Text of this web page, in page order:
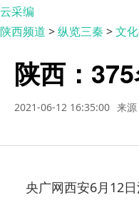
云采编
陕西频道 >纵览三秦 >文
陕西：
2021-06-12 16:35:00 来
央广网西安6月12日